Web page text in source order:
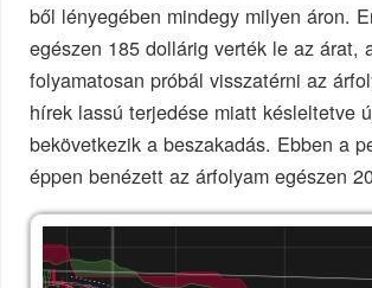
ből lényegében mindegy milyen áron.
egészen 185 dollárig verték le az árat,
folyamatosan próbál visszatérni az
hírek lassú terjedése miatt késleltetve
bekövetkezik a beszakadás. Ebben a
éppen benézett az árfolyam egészen